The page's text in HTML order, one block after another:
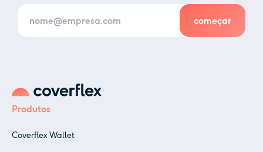
Produtos
Coverflex Wallet